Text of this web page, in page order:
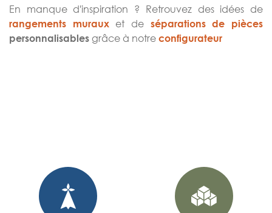
En manque d'inspiration ? Retrouvez des idées de
rangements murauxet de séparations de pièces
personnalisables grâce à notre configurateur